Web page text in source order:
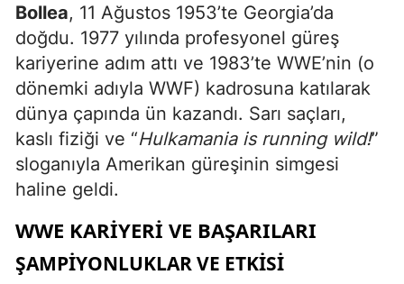
Bollea, 11 Ağustos 1953’te Georgia’da
doğdu. 1977 yılında profesyonel güreş
kariyerine adım attı ve 1983’te WWE’nin (o
dönemki adıyla WWF) kadrosuna katılarak
dünya çapında ün kazandı. Sarı saçları,
kaslı fiziği ve “Hulkamania is running wild!”
sloganıyla Amerikan güreşinin simgesi
haline geldi.
WWE KARIYERI VE BAŞARILARI
ŞAMPIYONLUKLAR VE ETKISI